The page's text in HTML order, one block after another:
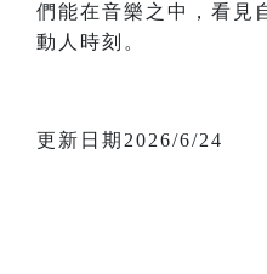
們能在音樂之中，看見
動人時刻。
更新日期2026/6/24